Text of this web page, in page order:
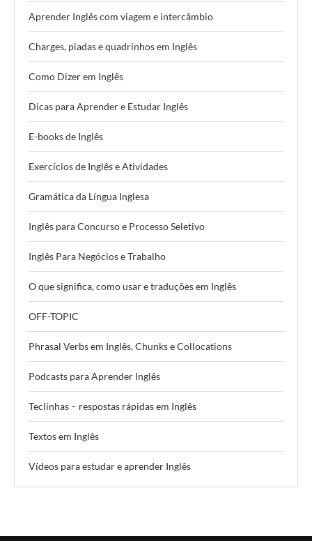
Aprender Inglês com viagem e intercâmbio
Charges, piadas e quadrinhos em Inglês
Como Dizer em Inglês
Dicas para Aprender e Estudar Inglês
E-books de Inglês
Exercícios de Inglês e Atividades
Gramática da Língua Inglesa
Inglês para Concurso e Processo Seletivo
Inglês Para Negócios e Trabalho
O que significa, como usar e traduções em Inglês
OFF-TOPIC
Phrasal Verbs em Inglês, Chunks e Collocations
Podcasts para Aprender Inglês
Teclinhas – respostas rápidas em Inglês
Textos em Inglês
Vídeos para estudar e aprender Inglês